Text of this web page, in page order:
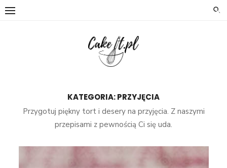
Skip
KATEGORIA:PRZYJĘCIA
Przygotuj piękny tort i desery na przyjęcia. Z naszymi
przepisami z pewnością Ci się uda.
×